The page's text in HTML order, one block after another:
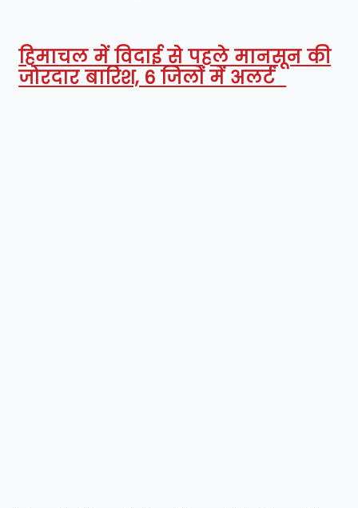
हिमाचल में विदाई से पहले मानसून की
जोरदार बारिश, 6 जिलों में अलर्ट